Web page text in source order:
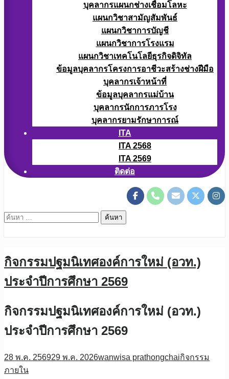
บุคลากรแผนกช่างเชื่อมโลหะ
แผนกวิชาสามัญสัมพันธ์
แผนกวิชาการบัญชี
แผนกวิชาการโรงแรม
แผนกวิชาเทคโนโลยีธุรกิจดิจิทัล
ข้อมูลบุคลากรโครงการอาชีวะสร้างช่างฝีมือ
บุคลากรเจ้าหน้าที่
ข้อมูลบุคลากรแม่บ้าน
บุคลากรนักการภารโรง
บุคลากรยามรักษาการณ์
ITA
ITA 2568
ITA 2569
ติดต่อ
ค้นหา
กิจกรรมปฐมนิเทศองค์การใหม่ (อวท.)
ประจำปีการศึกษา 2569
กิจกรรมปฐมนิเทศองค์การใหม่ (อวท.)
ประจำปีการศึกษา 2569
28 พ.ค. 256929 พ.ค. 2026wanwisa prathongchaiกิจกรรม
ภายใน